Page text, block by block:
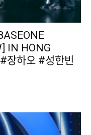
IN HONG
장하오 #성한빈